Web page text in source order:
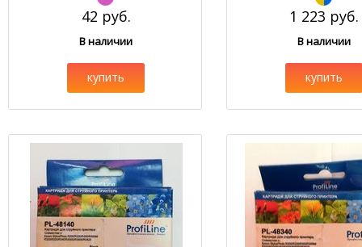
42 руб.
В наличии
купить
1 223 руб.
В наличии
купить